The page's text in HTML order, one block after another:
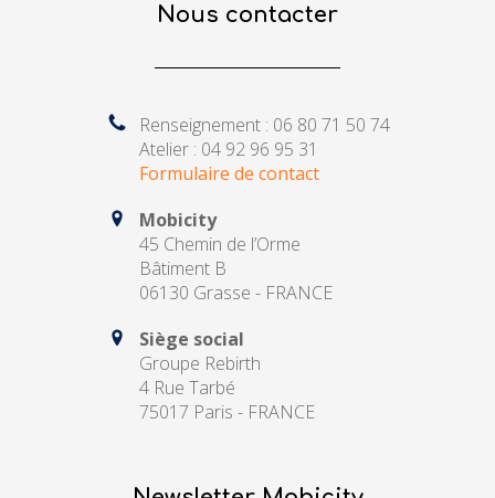
Nous contacter
Renseignement : 06 80 71 50 74
Atelier : 04 92 96 95 31
Formulaire de contact
Mobicity
45 Chemin de l’Orme
Bâtiment B
06130 Grasse - FRANCE
Siège social
Groupe Rebirth
4 Rue Tarbé
75017 Paris - FRANCE